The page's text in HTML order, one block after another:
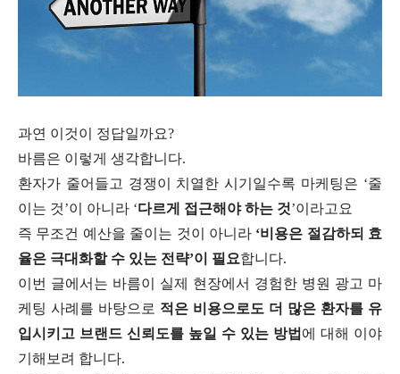
과연 이것이 정답일까요?
바름은 이렇게 생각합니다.
환자가 줄어들고 경쟁이 치열한 시기일수록 마케팅은 ‘줄
이는 것’이 아니라 ‘다르게 접근해야 하는 것’이라고요
즉 무조건 예산을 줄이는 것이 아니라‘비용은 절감하되 효
율은 극대화할 수 있는 전략’이 필요합니다.
이번 글에서는 바름이 실제 현장에서 경험한 병원 광고 마
케팅 사례를 바탕으로 적은 비용으로도 더 많은 환자를 유
입시키고 브랜드 신뢰도를 높일 수 있는 방법 에 대해 이야
기해보려 합니다.